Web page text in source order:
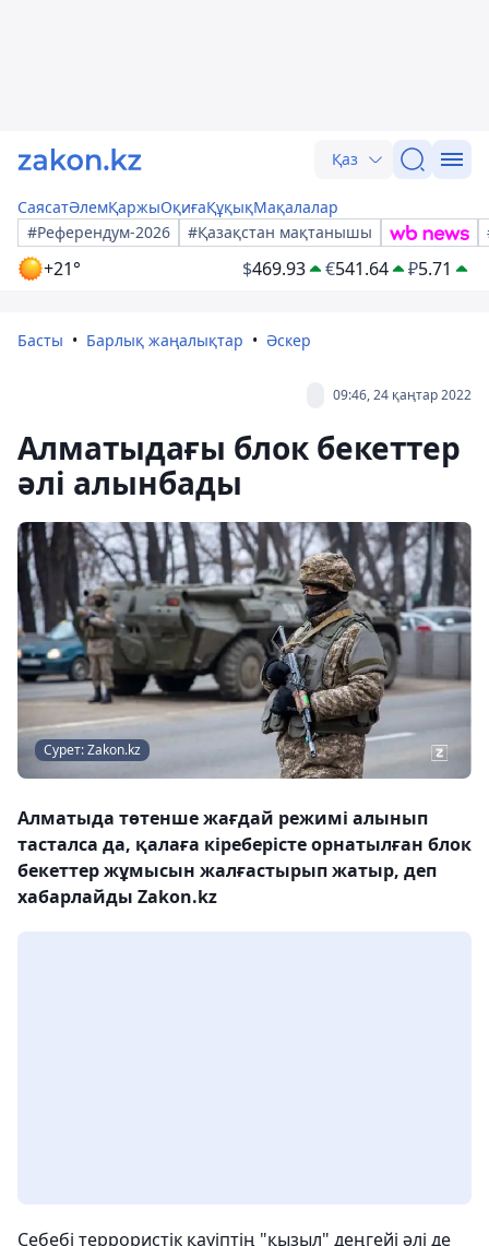
Қаз
СаясатӘлемҚаржыОқиғаҚұқықМақалалар
#Референдум-2026
#Қазақстан мақтанышы
+21° $469.93 €541.64 ₽5.71
Басты Барлық жаңалықтар Әскер
09:46, 24 қаңтар 2022
Алматыдағы блок бекеттер
әлі алынбады
Сурет: Zakon.kz
Алматыда төтенше жағдай режимі алынып
тасталса да, қалаға кіреберісте орнатылған блок
бекеттер жұмысын жалғастырып жатыр, деп
хабарлайды Zakon.kz
Себебі террористік қауіптің "қызыл" деңгейі әлі де